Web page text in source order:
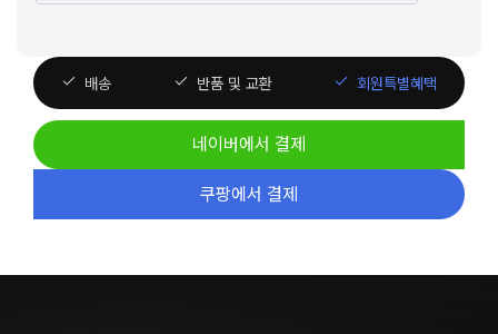
인
골
드
수
배송 반품 및 교환 회원특별혜택
네이버에서 결제
쿠팡에서 결제